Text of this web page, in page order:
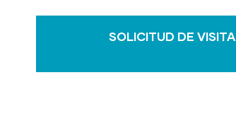
SOLICITUD DE